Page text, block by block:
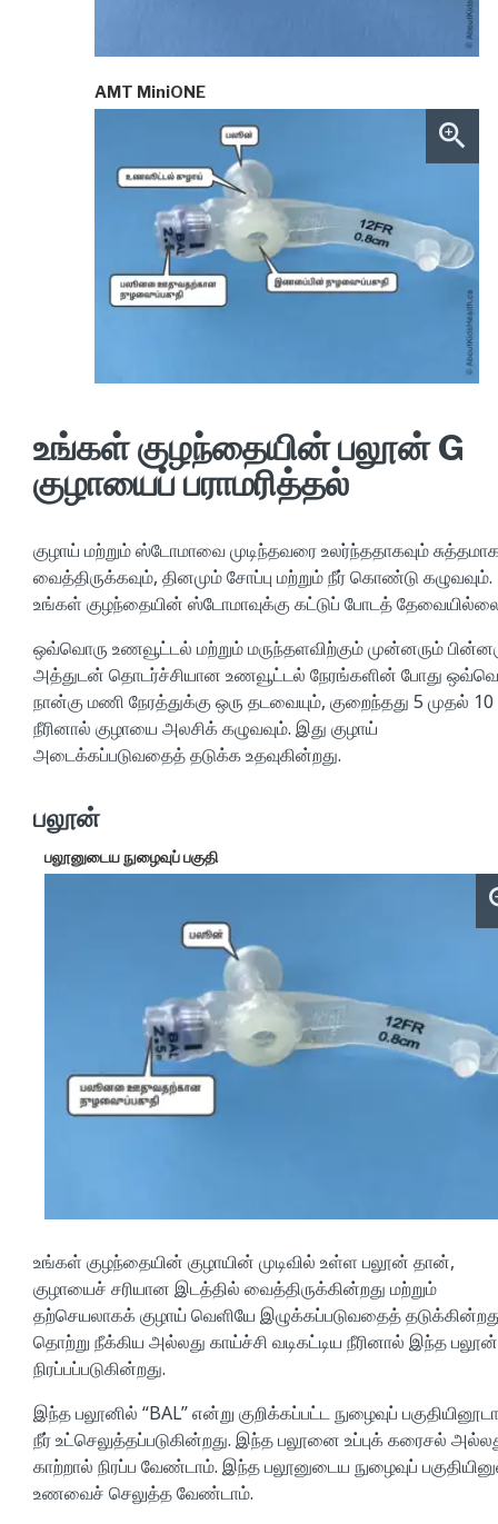
AMT MiniONE
உங்கள் குழந்தையின் பலூன் G
குழாயைப் பராமரித்தல்
குழாய் மற்றும் ஸ்டோமாவை முடிந்தவரை உலர்ந்ததாகவும்
வைத்திருக்கவும், தினமும் சோப்பு மற்றும் நீர் கொண்டு கழுவவும்.
உங்கள் குழந்தையின் ஸ்டோமாவுக்கு கட்டுப் போடத்
ஒவ்வொரு உணவூட்டல் மற்றும் மருந்தளவிற்கும் முன்னரும்
அத்துடன் தொடர்ச்சியான உணவூட்டல் நேரங்களின் போது
நான்கு மணி நேரத்துக்கு ஒரு தடவையும், குறைந்தது 5 முதல் 10
நீரினால் குழாயை அலசிக் கழுவவும். இது குழாய்
அடைக்கப்படுவதைத் தடுக்க உதவுகின்றது.
பலூன்
பலூனுடைய நுழைவுப் பகுதி
உங்கள் குழந்தையின் குழாயின் முடிவில் உள்ள பலூன் தான்,
குழாயைச் சரியான இடத்தில் வைத்திருக்கின்றது மற்றும்
தற்செயலாகக் குழாய் வெளியே இழுக்கப்படுவதைத்
தொற்று நீக்கிய அல்லது காய்ச்சி வடிகட்டிய நீரினால் இந்த பலூன்
நிரப்பப்படுகின்றது.
இந்த பலூனில் “BAL” என்று குறிக்கப்பட்ட நுழைவுப்
நீர் உட்செலுத்தப்படுகின்றது. இந்த பலூனை உப்புக் கரைசல்
காற்றால் நிரப்ப வேண்டாம். இந்த பலூனுடைய நுழைவுப்
உணவைச் செலுத்த வேண்டாம்.